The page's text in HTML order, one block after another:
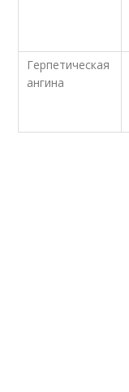
Герпетическая
ангина